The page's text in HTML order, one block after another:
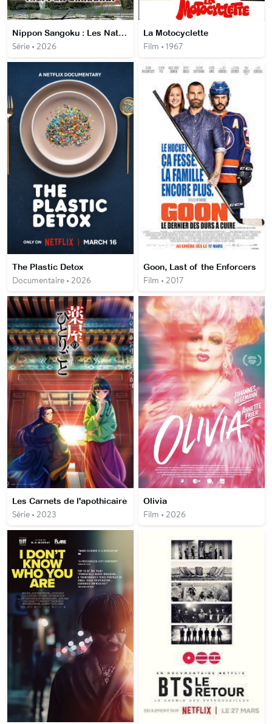
Nippon Sangoku : Les Nations du Soleil Sanglant
Série • 2026
La Motocyclette
Film • 1967
The Plastic Detox
Documentaire • 2026
Goon, Last of the Enforcers
Film • 2017
Les Carnets de l'apothicaire
Série • 2023
Olivia
Film • 2026